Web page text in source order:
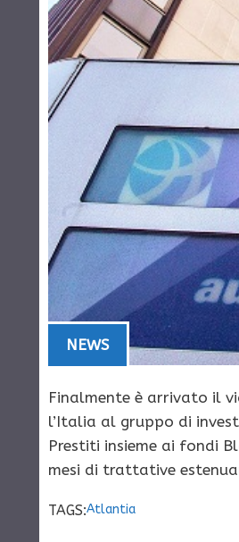
NEWS
Finalmente è arrivato il
l’Italia al gruppo di
Prestiti insieme ai fondi
mesi di trattative
TAGS:Atlantia